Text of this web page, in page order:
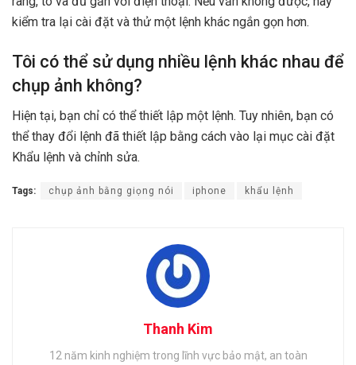
kiểm tra lại cài đặt và thử một lệnh khác ngắn gọn hơn.
Tôi có thể sử dụng nhiều lệnh khác nhau để
chụp ảnh không?
Hiện tại, bạn chỉ có thể thiết lập một lệnh. Tuy nhiên, bạn có
thể thay đổi lệnh đã thiết lập bằng cách vào lại mục cài đặt
Khẩu lệnh và chỉnh sửa.
Tags: chụp ảnh bằng giọng nói iphone khẩu lệnh
Thanh Kim
12 năm kinh nghiệm trong lĩnh vực bảo mật, an toàn